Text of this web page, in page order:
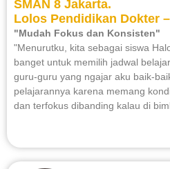
SMAN 8 Jakarta.
Lolos Pendidikan Dokter
"Mudah Fokus dan Konsisten"
"Menurutku, kita sebagai siswa
banget untuk memilih jadwal
guru-guru yang ngajar aku baik-
pelajarannya karena memang
dan terfokus dibanding kalau di